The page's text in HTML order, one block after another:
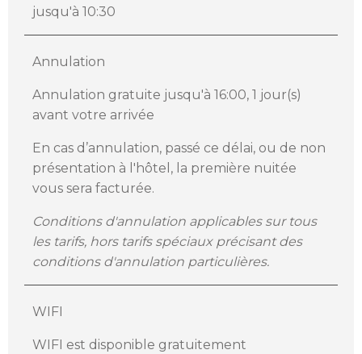
jusqu'à 10:30
Annulation
Annulation gratuite jusqu'à 16:00, 1 jour(s)
avant votre arrivée
En cas d’annulation, passé ce délai, ou de non
présentation à l'hôtel, la première nuitée
vous sera facturée.
Conditions d'annulation applicables sur tous
les tarifs, hors tarifs spéciaux précisant des
conditions d'annulation particulières.
WIFI
WIFI est disponible gratuitement